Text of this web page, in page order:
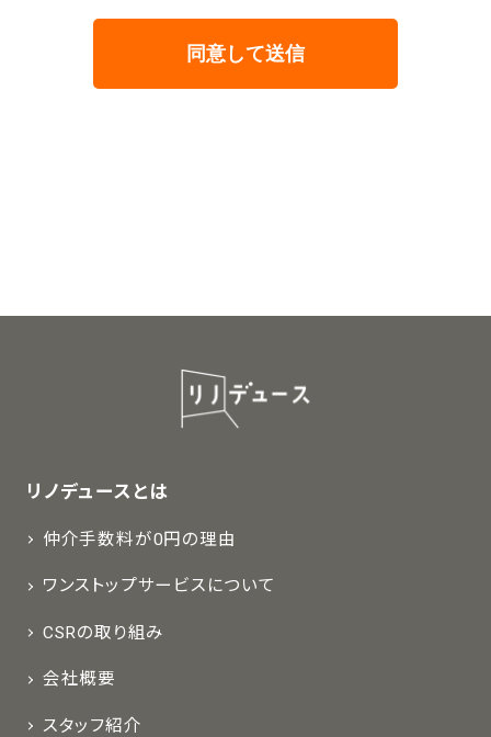
リノデュースとは
仲介手数料が0円の理由
ワンストップサービスについて
CSRの取り組み
会社概要
スタッフ紹介